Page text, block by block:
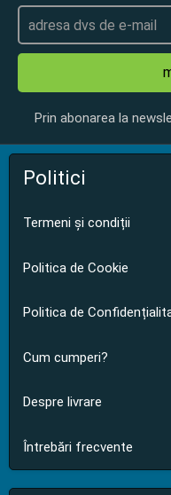
Prin abonarea la
Politici
Termeni și condiții
Politica de Cookie
Politica de
Cum cumperi?
Despre livrare
Întrebări frecvente